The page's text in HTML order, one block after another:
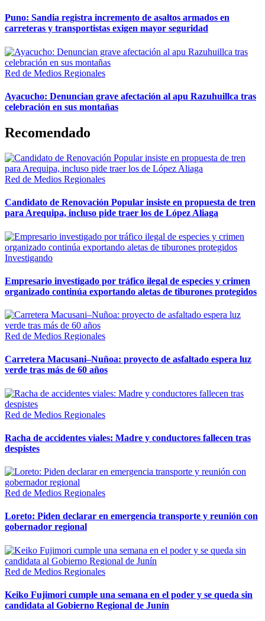
Puno: Sandia registra incremento de asaltos armados en
carreteras y transportistas exigen mayor seguridad
Red de Medios Regionales
Ayacucho: Denuncian grave afectación al apu Razuhuillca tras
celebración en sus montañas
Recomendado
Red de Medios Regionales
Candidato de Renovación Popular insiste en propuesta de tren
para Arequipa, incluso pide traer los de López Aliaga
Investigando
Empresario investigado por tráfico ilegal de especies y crimen
organizado continúa exportando aletas de tiburones protegidos
Red de Medios Regionales
Carretera Macusani–Nuñoa: proyecto de asfaltado espera luz
verde tras más de 60 años
Red de Medios Regionales
Racha de accidentes viales: Madre y conductores fallecen tras
despistes
Red de Medios Regionales
Loreto: Piden declarar en emergencia transporte y reunión con
gobernador regional
Red de Medios Regionales
Keiko Fujimori cumple una semana en el poder y se queda sin
candidata al Gobierno Regional de Junín